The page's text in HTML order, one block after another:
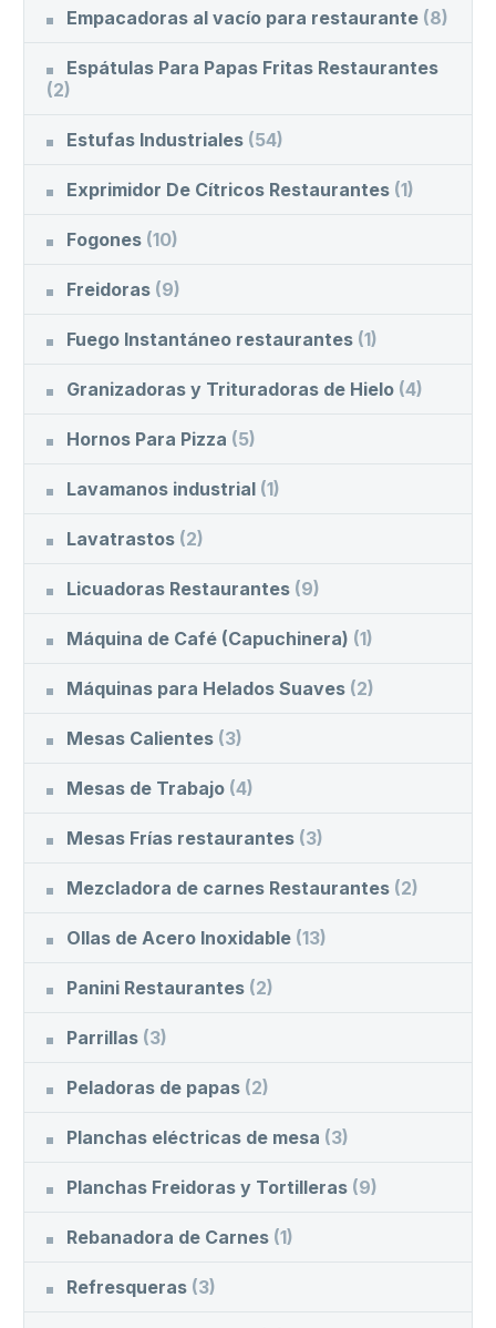
Empacadoras al vacío para restaurante (8)
Espátulas Para Papas Fritas Restaurantes
(2)
Estufas Industriales (54)
Exprimidor De Cítricos Restaurantes (1)
Fogones (10)
Freidoras (9)
Fuego Instantáneo restaurantes (1)
Granizadoras y Trituradoras de Hielo (4)
Hornos Para Pizza (5)
Lavamanos industrial (1)
Lavatrastos (2)
Licuadoras Restaurantes (9)
Máquina de Café (Capuchinera) (1)
Máquinas para Helados Suaves (2)
Mesas Calientes (3)
Mesas de Trabajo (4)
Mesas Frías restaurantes (3)
Mezcladora de carnes Restaurantes (2)
Ollas de Acero Inoxidable (13)
Panini Restaurantes (2)
Parrillas (3)
Peladoras de papas (2)
Planchas eléctricas de mesa (3)
Planchas Freidoras y Tortilleras (9)
Rebanadora de Carnes (1)
Refresqueras (3)